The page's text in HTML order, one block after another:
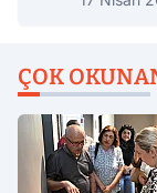
ÇOK